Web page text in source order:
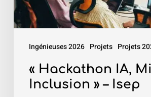
Ingénieuses 2026 Projets Projets
« Hackathon IA,
Inclusion » – Isep